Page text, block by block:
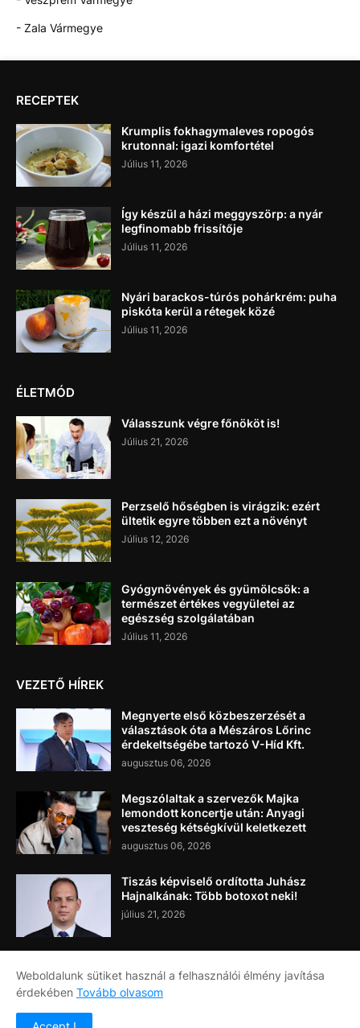
- Zala Vármegye
RECEPTEK
Krumplis fokhagymaleves ropogós
krutonnal: igazi komfortétel
Július 11, 2026
Így készül a házi meggyszörp: a nyár
legfinomabb frissítője
Július 11, 2026
Nyári barackos-túrós pohárkrém: puha
piskóta kerül a rétegek közé
Július 11, 2026
ÉLETMÓD
Válasszunk végre főnököt is!
Július 21, 2026
Perzselő hőségben is virágzik: ezért
ültetik egyre többen ezt a növényt
Július 12, 2026
Gyógynövények és gyümölcsök: a
természet értékes vegyületei az
egészség szolgálatában
Július 11, 2026
VEZETŐ HÍREK
Megnyerte első közbeszerzését a
választások óta a Mészáros Lőrinc
érdekeltségébe tartozó V-Híd Kft.
augusztus 06, 2026
Megszólaltak a szervezők Majka
lemondott koncertje után: Anyagi
veszteség kétségkívül keletkezett
augusztus 06, 2026
Tiszás képviselő ordította Juhász
Hajnalkának: Több botoxot neki!
július 21, 2026
Címlap Rólunk
Weboldalunk sütiket használ a felhasználói élmény javítása
érdekében Tovább olvasom